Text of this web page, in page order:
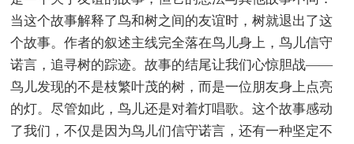
当这个故事解释了鸟和树之间的友谊时，树就退出了这
个故事。作者的叙述主线完全落在鸟儿身上，鸟儿信守
诺言，追寻树的踪迹。故事的结尾让我们心惊胆战——
鸟儿发现的不是枝繁叶茂的树，而是一位朋友身上点亮
的灯。尽管如此，鸟儿还是对着灯唱歌。这个故事感动
了我们，不仅是因为鸟儿们信守诺言，还有一种坚定不